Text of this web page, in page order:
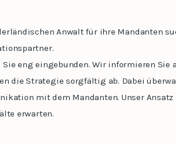
Anwalt für ihre Mandanten
eng eingebunden. Wir informieren
die Strategie sorgfältig ab. Dabei
mit dem Mandanten. Unser
erwarten.